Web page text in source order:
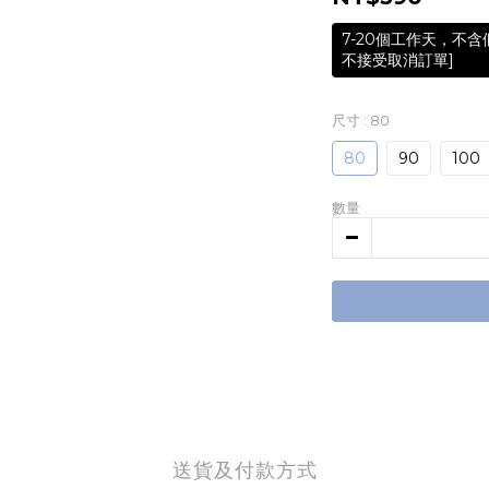
7-20個工作天，不含
不接受取消訂單]
尺寸 : 80
80 90 100
數量
送貨及付款方式